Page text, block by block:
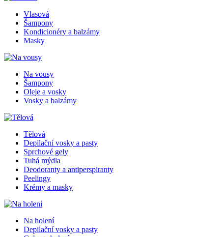
Vlasová
Šampony
Kondicionéry a balzámy
Masky
Na vousy
Šampony
Oleje a vosky
Vosky a balzámy
Tělová
Depilační vosky a pasty
Sprchové gely
Tuhá mýdla
Deodoranty a antiperspiranty
Peelingy
Krémy a masky
Na holení
Depilační vosky a pasty